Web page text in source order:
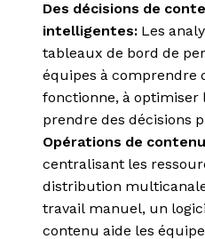
Des décisions de
intelligentes: Les
tableaux de bord de
équipes à comprendre
fonctionne, à optimiser
prendre des décisions
Opérations de
centralisant les
distribution
travail manuel, un
contenu aide les